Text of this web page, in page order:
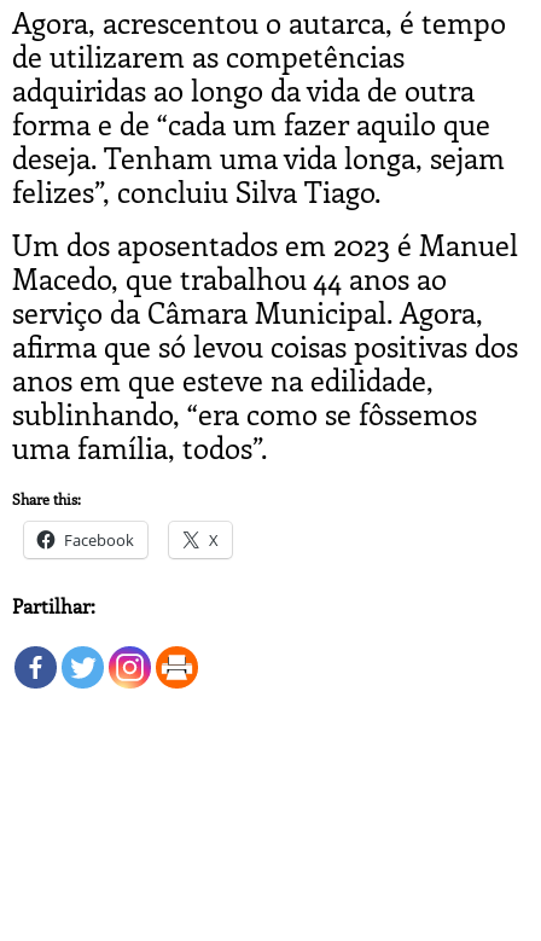
Agora, acrescentou o autarca, é tempo
de utilizarem as competências
adquiridas ao longo da vida de outra
forma e de “cada um fazer aquilo que
deseja. Tenham uma vida longa, sejam
felizes”, concluiu Silva Tiago.
Um dos aposentados em 2023 é Manuel
Macedo, que trabalhou 44 anos ao
serviço da Câmara Municipal. Agora,
afirma que só levou coisas positivas dos
anos em que esteve na edilidade,
sublinhando, “era como se fôssemos
uma família, todos”.
Share this:
Facebook X
Partilhar: